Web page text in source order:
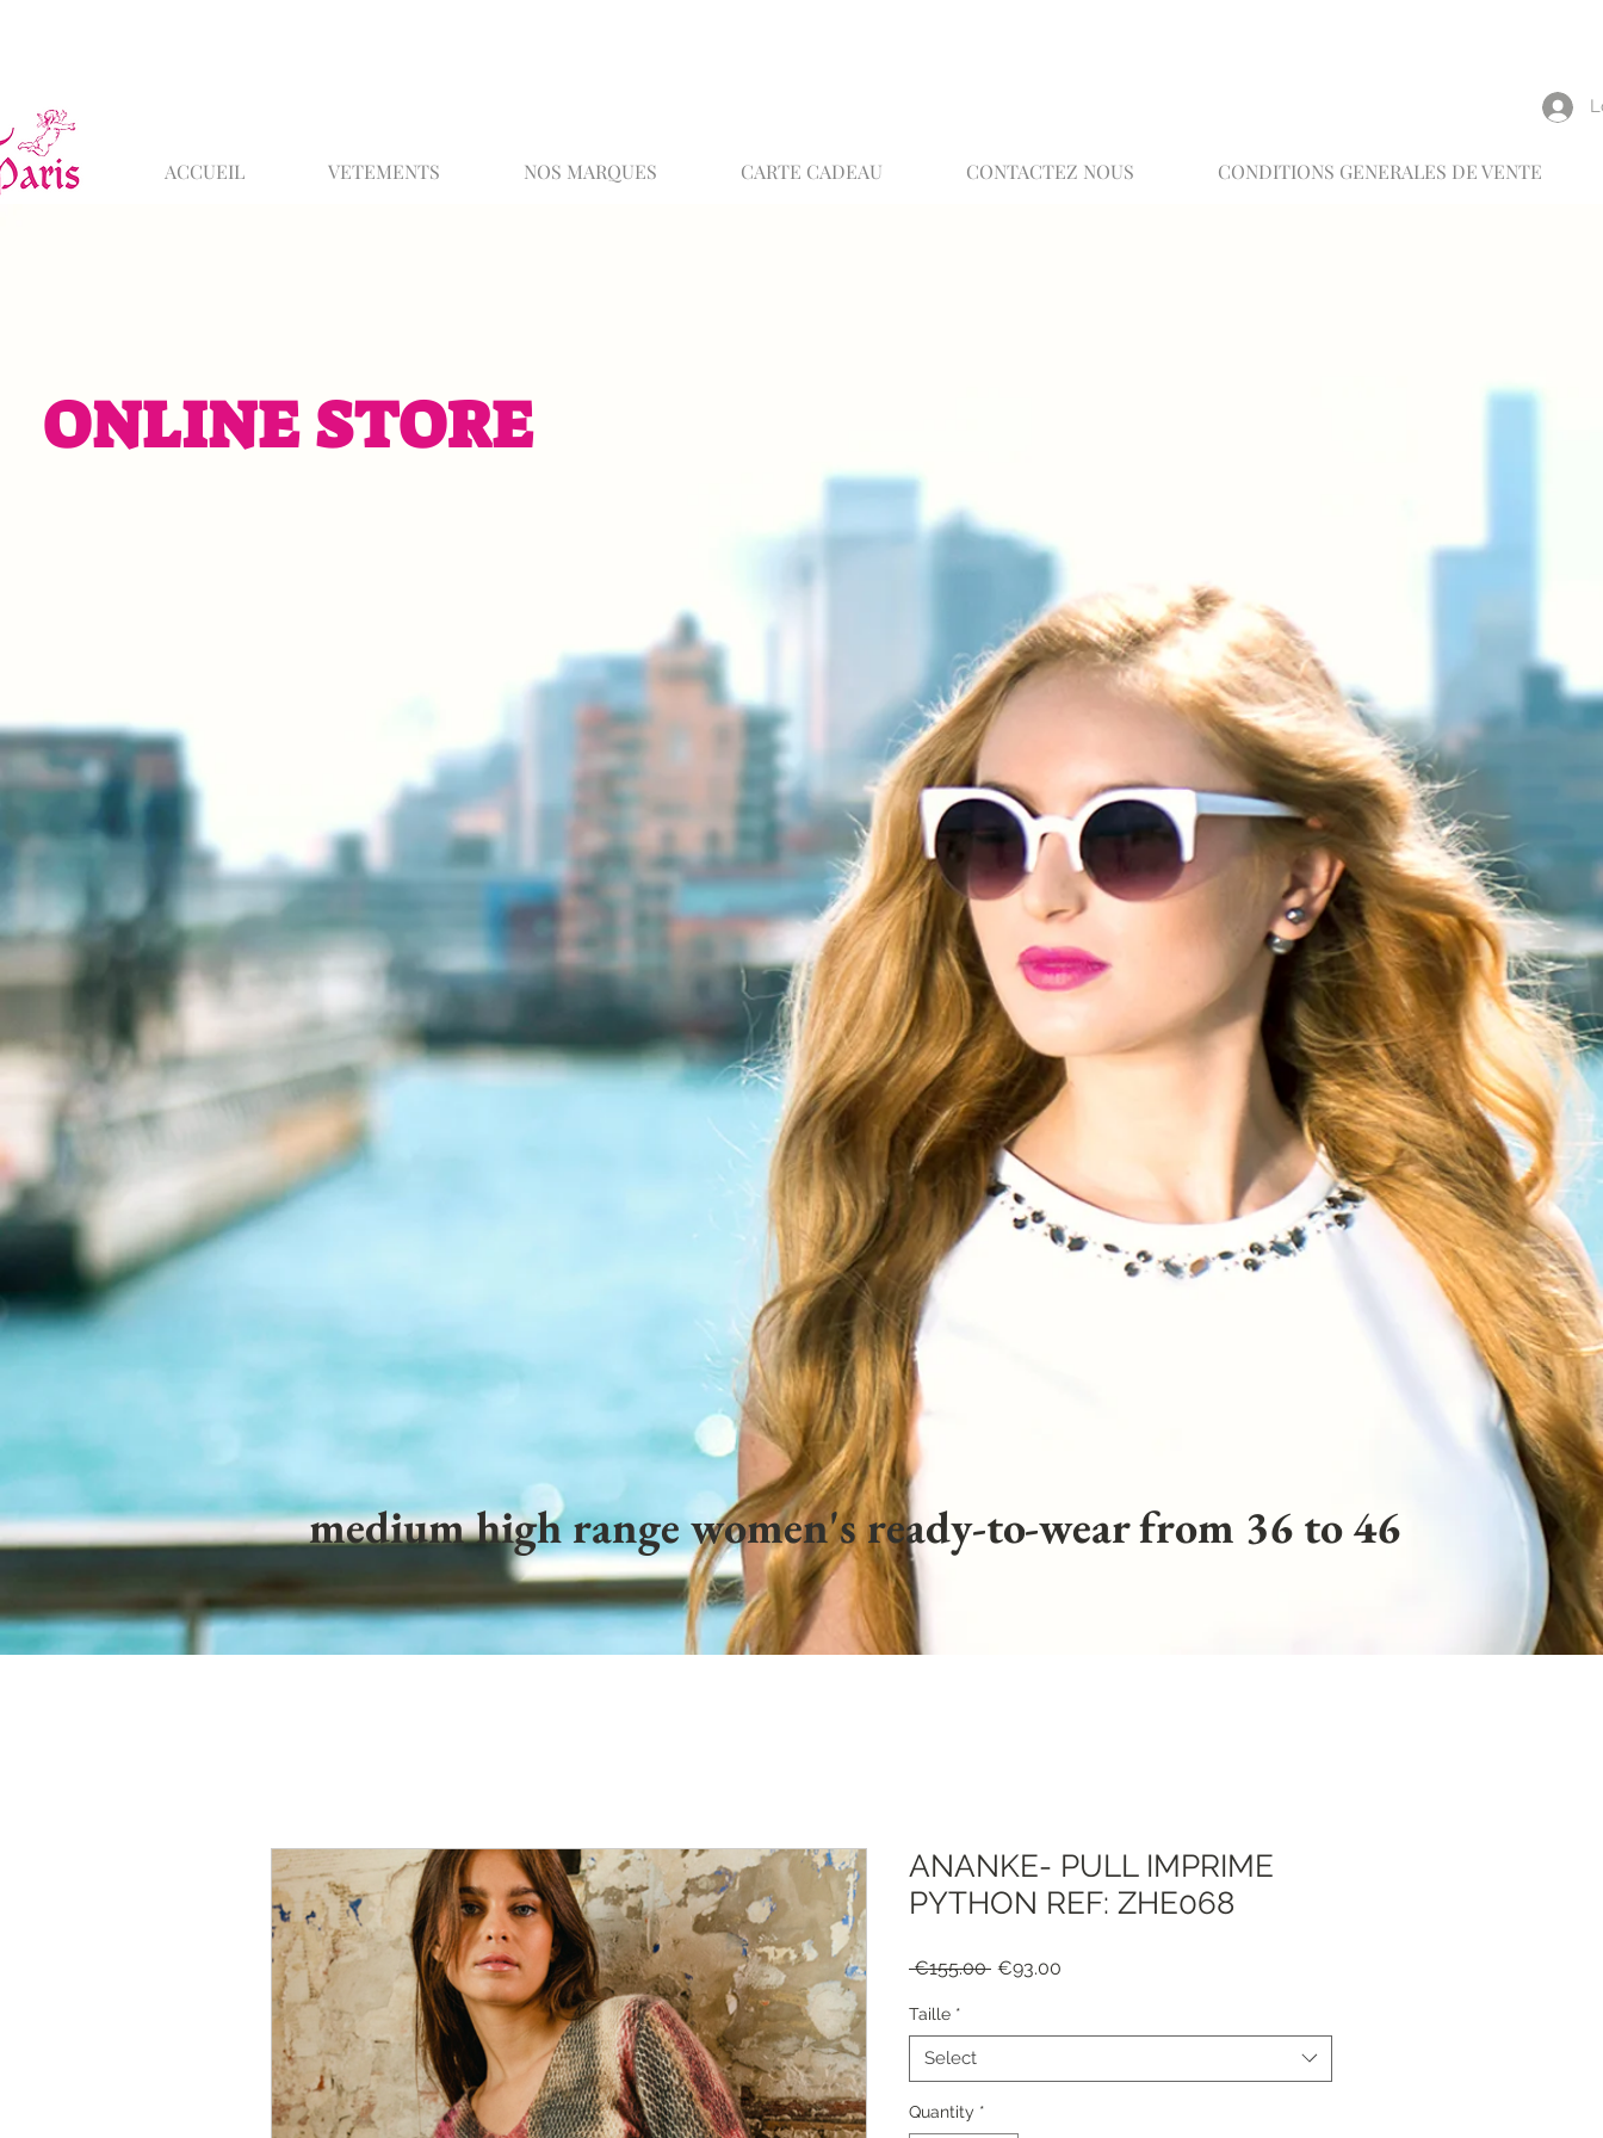
ACCUEIL VETEMENTS NOS MARQUES CARTE CADEAU CONTACTEZ NOUS CONDITIONS GENERALES DE VENTE
ONLINE STORE
medium high range women's ready-to-wear from 36 to 46
ANANKE- PULL IMPRIME
PYTHON REF: ZHE068
€155.00 Regular
€93.00
Taille *
Select
Quantity *